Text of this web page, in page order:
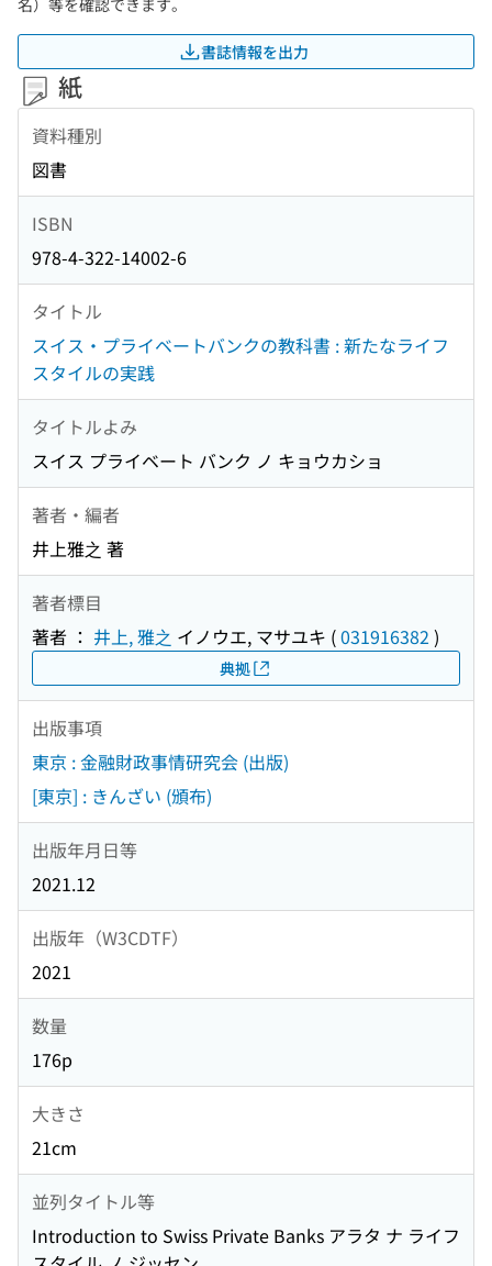
名）等を確認できます。
書誌情報を出力
紙
資料種別
図書
ISBN
978-4-322-14002-6
タイトル
スイス・プライベートバンクの教科書 : 新たなライフ
スタイルの実践
タイトルよみ
スイス プライベート バンク ノ キョウカショ
著者・編者
井上雅之 著
著者標目
著者 ： 井上, 雅之 イノウエ, マサユキ (031916382 )
典拠
出版事項
東京 : 金融財政事情研究会 (出版)
[東京] : きんざい (頒布)
出版年月日等
2021.12
出版年（W3CDTF）
2021
数量
176p
大きさ
21cm
並列タイトル等
Introduction to Swiss Private Banks アラタ ナ ライフ